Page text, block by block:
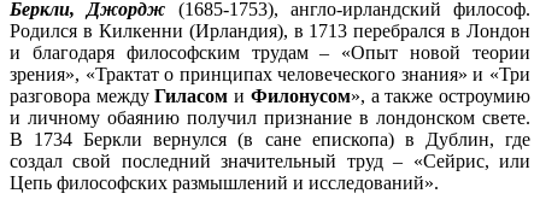
Беркли, Джордж (1685-1753), англо-ирландский философ.
Родился в Килкенни (Ирландия), в 1713 перебрался в Лондон
и благодаря философским трудам – «Опыт новой теории
зрения», «Трактат о принципах человеческого знания» и «Три
разговора междуГиласом и Филонусом», а также остроумию
и личному обаянию получил признание в лондонском свете.
В 1734 Беркли вернулся (в сане епископа) в Дублин, где
создал свой последний значительный труд – «Сейрис, или
Цепь философских размышлений и исследований».